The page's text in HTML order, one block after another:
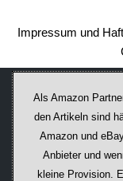
Impressum und
Als Amazon
den Artikeln sind
Amazon und
Anbieter und
kleine Provision.